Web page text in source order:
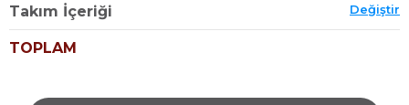
Takım İçeriği Değiştir
TOPLAM